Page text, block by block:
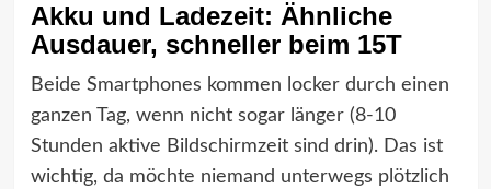
Akku und Ladezeit: Ähnliche
Ausdauer, schneller beim 15T
Beide Smartphones kommen locker durch einen
ganzen Tag, wenn nicht sogar länger (8-10
Stunden aktive Bildschirmzeit sind drin). Das ist
wichtig, da möchte niemand unterwegs plötzlich